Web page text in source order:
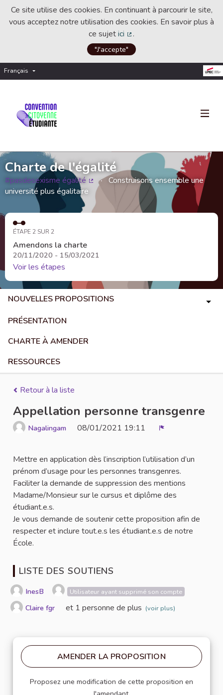
Ce site utilise des cookies. En continuant à parcourir le site,
vous acceptez notre utilisation des cookies. En savoir plus à
ce sujetici
(Lien externe)
.
"J'accepte"
Français Choisir la langue
Charte de l'égalité
#pasdesexisme égalité
(Lien externe)
Construisons ensemble une
université plus égalitaire
ÉTAPE 2 SUR 2
Amendons la charte
20/11/2020 - 15/03/2021
Voir les étapes
NOUVELLES PROPOSITIONS
PRÉSENTATION
CHARTE À AMENDER
RESSOURCES
Retour à la liste
Appellation personne transgenre
Nagalingam 08/01/2021 19:11
Mettre en application dès l’inscription l’utilisation d’un
prénom d’usage pour les personnes transgenres.
Faciliter la demande de suppression des mentions
Madame/Monsieur sur le cursus et diplôme des
étudiant.e.s.
Je vous demande de soutenir cette proposition afin de
respecter et inclure tout.e.s les étudiant.e.s de notre
École.
LISTE DES SOUTIENS
InesB Utilisateur ayant supprimé son compte
Claire fgr et 1 personne de plus (voir plus)
AMENDER LA PROPOSITION
Proposez une modification de cette proposition en